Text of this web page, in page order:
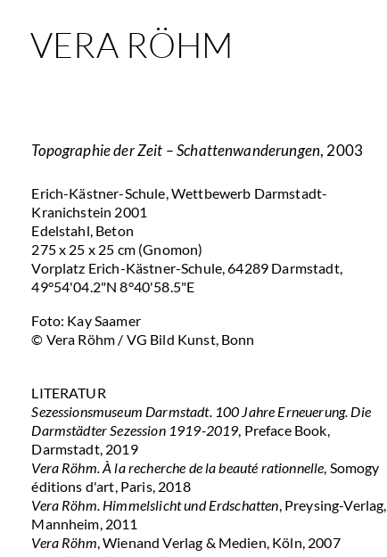
VERA RÖHM
Topographie der Zeit – Schattenwanderungen, 2003
Erich-Kästner-Schule, Wettbewerb Darmstadt-
Kranichstein 2001
Edelstahl, Beton
275 x 25 x 25 cm (Gnomon)
Vorplatz Erich-Kästner-Schule, 64289 Darmstadt,
49°54'04.2"N 8°40'58.5"E
Foto: Kay Saamer
© Vera Röhm / VG Bild Kunst, Bonn
LITERATUR
Sezessionsmuseum Darmstadt. 100 Jahre Erneuerung. Die
Darmstädter Sezession 1919-2019, Preface Book,
Darmstadt, 2019
Vera Röhm. À la recherche de la beauté rationnelle, Somogy
éditions d'art, Paris, 2018
Vera Röhm. Himmelslicht und Erdschatten, Preysing-Verlag,
Mannheim, 2011
Vera Röhm, Wienand Verlag & Medien, Köln, 2007